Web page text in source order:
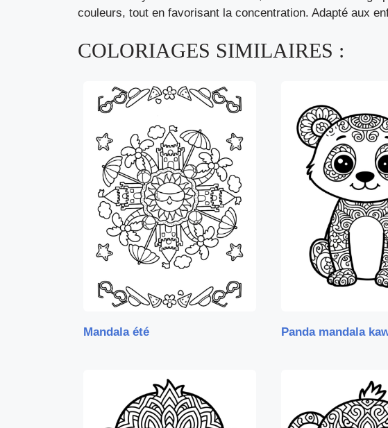
couleurs, tout en favorisant la concentration. Adapté aux
COLORIAGES SIMILAIRES :
Mandala été Panda mandala